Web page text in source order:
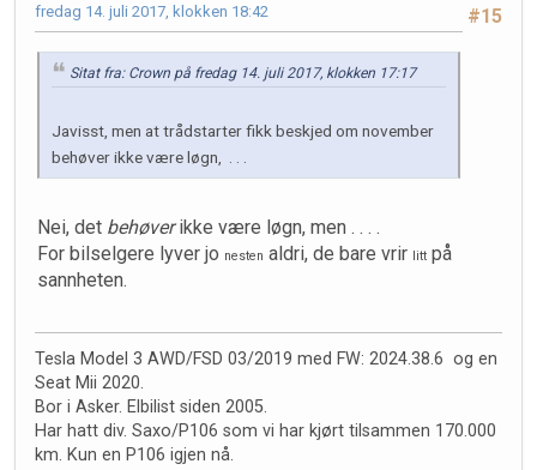
#15
fredag 14. juli 2017, klokken 18:42
Sitat fra: Crown på fredag 14. juli 2017, klokken 17:17
Javisst, men at trådstarter fikk beskjed om november
behøver ikke være løgn, . . .
Nei, det behøverikke være løgn, men . . . .
For bilselgere lyver jo nesten aldri, de bare vrir litt på
sannheten.
Tesla Model 3 AWD/FSD 03/2019 med FW: 2024.38.6 og en
Seat Mii 2020.
Bor i Asker. Elbilist siden 2005.
Har hatt div. Saxo/P106 som vi har kjørt tilsammen 170.000
km. Kun en P106 igjen nå.